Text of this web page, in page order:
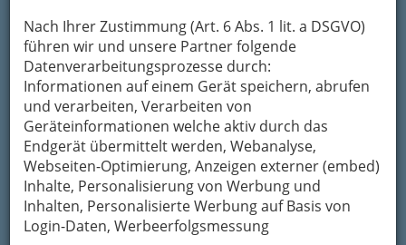
Nach Ihrer Zustimmung (Art. 6 Abs. 1 lit. a DSGVO)
führen wir und unsere Partner folgende
Datenverarbeitungsprozesse durch:
Informationen auf einem Gerät speichern, abrufen
und verarbeiten, Verarbeiten von
Geräteinformationen welche aktiv durch das
Endgerät übermittelt werden, Webanalyse,
Webseiten-Optimierung, Anzeigen externer (embed)
Inhalte, Personalisierung von Werbung und
Inhalten, Personalisierte Werbung auf Basis von
Login-Daten, Werbeerfolgsmessung
weitergeleitet.
Mein Name
Meine Email Adresse
Mein Betreff